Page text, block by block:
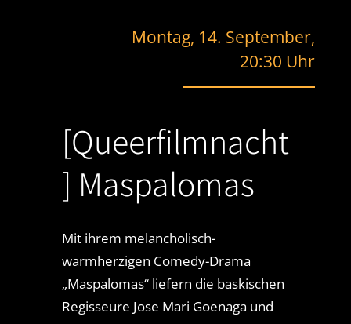
Montag, 14. September,
20:30 Uhr
[Queerfilmnacht
] Maspalomas
Mit ihrem melancholisch-
warmherzigen Comedy-Drama
„Maspalomas“ liefern die baskischen
Regisseure Jose Mari Goenaga und